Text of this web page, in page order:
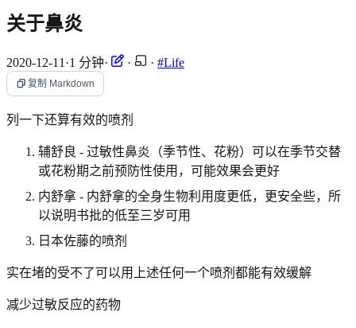
关于鼻炎
2020-12-11 ·1 分钟· · · #Life
复制 Markdown
列一下还算有效的喷剂
辅舒良 - 过敏性鼻炎（季节性、花粉）可以在季节交替
或花粉期之前预防性使用，可能效果会更好
内舒拿 - 内舒拿的全身生物利用度更低，更安全些，所
以说明书批的低至三岁可用
日本佐藤的喷剂
实在堵的受不了可以用上述任何一个喷剂都能有效缓解
减少过敏反应的药物